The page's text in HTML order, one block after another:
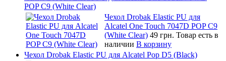
POP C9 (White Clear)
Чехол Drobak Elastic PU для
Alcatel One Touch 7047D POP C9
(White Clear) 49 грн. Товар есть в
наличии В корзину
Чехол Drobak Elastic PU для Alcatel Pop D5 (Black)